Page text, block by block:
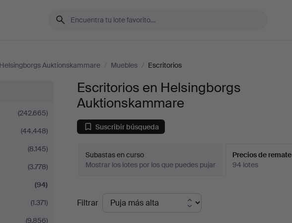
Helsingborgs Auktionskammare / Muebles / Escritorios
(242.665)
(44.448)
(8.145)
(3.778)
(94)
(1.371)
(9.856)
Escritorios en Helsingborgs
Auktionskammare
Suscribir búsqueda
Subastas en curso
Mostrar los lotes por los que puedes pujar
Precios de remate
94 lotes
Precios
de
Filtrar